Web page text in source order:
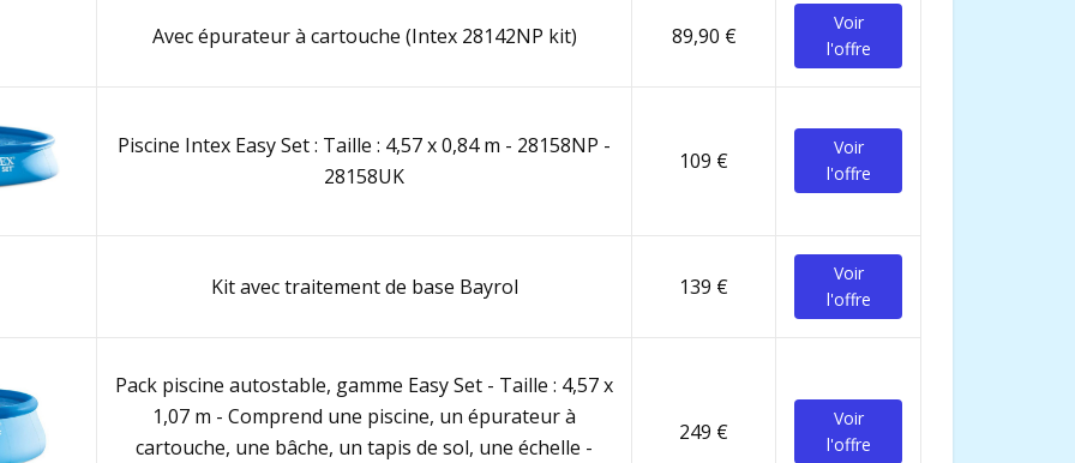
Avec épurateur à cartouche (Intex 28142NP kit) 89,90 €
Voir
l'offre
Piscine Intex Easy Set : Taille : 4,57 x 0,84 m - 28158NP -
28158UK
109 €
Voir
l'offre
Kit avec traitement de base Bayrol 139 €
Voir
l'offre
Pack piscine autostable, gamme Easy Set - Taille : 4,57 x
1,07 m - Comprend une piscine, un épurateur à
cartouche, une bâche, un tapis de sol, une échelle -
249 €
Voir
l'offre